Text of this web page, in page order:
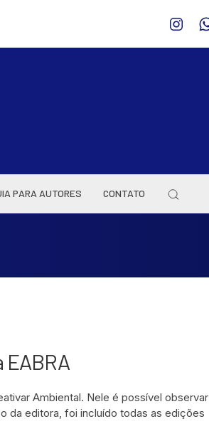
PARA AUTORES CONTATO
EABRA
Ambiental. Nele é possível observar
da editora, foi incluído todas as edições